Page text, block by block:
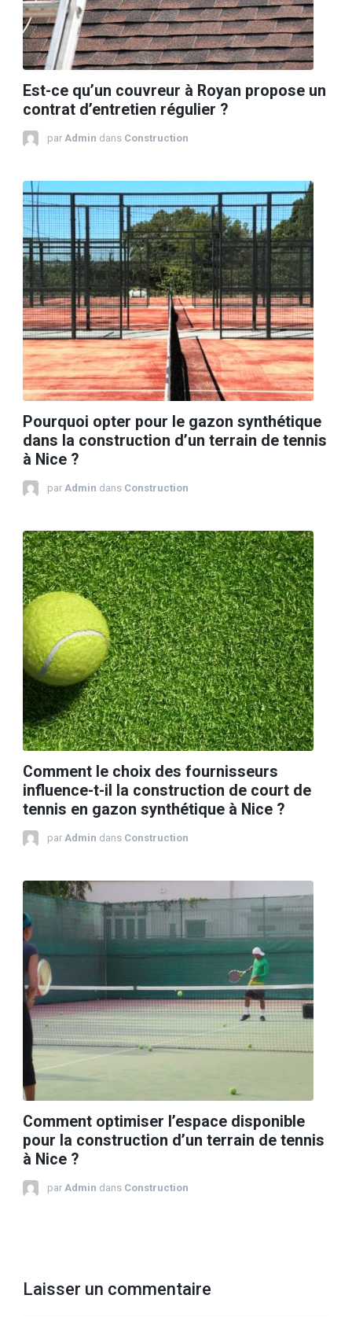
Est-ce qu’un couvreur à Royan propose un
contrat d’entretien régulier ?
par Admin dans Construction
Pourquoi opter pour le gazon synthétique
dans la construction d’un terrain de tennis
à Nice ?
par Admin dans Construction
Comment le choix des fournisseurs
influence-t-il la construction de court de
tennis en gazon synthétique à Nice ?
par Admin dans Construction
Comment optimiser l’espace disponible
pour la construction d’un terrain de tennis
à Nice ?
par Admin dans Construction
Laisser un commentaire